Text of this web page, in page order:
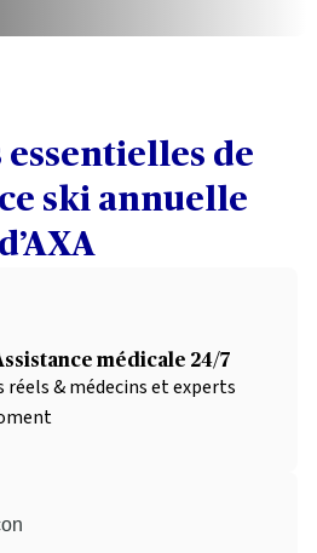
de
ski annuelle
d’AXA
médicale 24/7
& médecins et experts